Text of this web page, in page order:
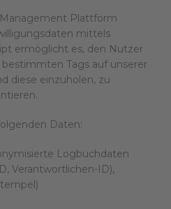
Plattform
mittels
ermöglicht es, den Nutzer
Tags auf unserer
diese einzuholen, zu
Daten:
Logbuchdaten
Verantwortlichen-ID),